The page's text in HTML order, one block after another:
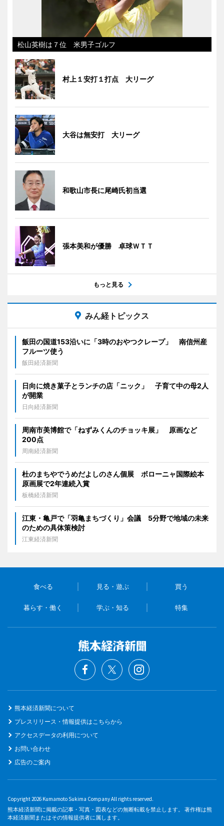
松山英樹は７位 米男子ゴルフ
村上１安打１打点 大リーグ
大谷は無安打 大リーグ
和歌山市長に尾崎氏初当選
張本美和が優勝 卓球ＷＴＴ
もっと見る
みん経トピックス
飯田の国道153沿いに「3時のおやつクレープ」 南信州産
フルーツ使う
飯田経済新聞
日向に焼き菓子とランチの店「ニック」 子育て中の母2人
が開業
日向経済新聞
周南市美博館で「ねずみくんのチョッキ展」 原画など
200点
周南経済新聞
杜のまちやでうめだよしのさん個展 ボローニャ国際絵本
原画展で2年連続入賞
板橋経済新聞
江東・亀戸で「羽亀まちづくり」会議 5分野で地域の未来
のための具体策検討
江東経済新聞
食べる 見る・遊ぶ 買う
暮らす・働く 学ぶ・知る 特集
熊本経済新聞について
プレスリリース・情報提供はこちらから
アクセスデータの利用について
お問い合わせ
広告のご案内
Copyright 2026 Kumamoto Sukima Company All rights reserved.
熊本経済新聞に掲載の記事・写真・図表などの無断転載を禁止します。 著作権は熊
本経済新聞またはその情報提供者に属します。